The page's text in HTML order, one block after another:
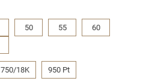
50 55
60
750/18K 950 Pt